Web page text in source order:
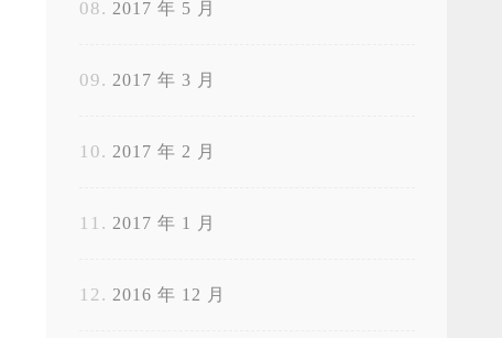
2017 年 5 月
2017 年 3 月
2017 年 2 月
2017 年 1 月
2016 年 12 月